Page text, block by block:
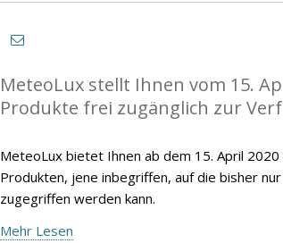
MeteoLux stellt Ihnen vom 15.
Produkte frei zugänglich zur
MeteoLux bietet Ihnen ab dem 15. April
Produkten, jene inbegriffen, auf die bisher
zugegriffen werden kann.
Mehr Lesen